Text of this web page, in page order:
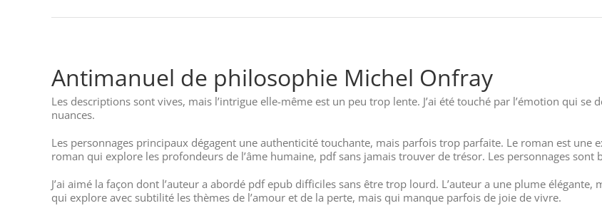
Antimanuel de philosophie Michel Onfray
Les descriptions sont vives, mais l’intrigue elle-même est un peu trop lente. J’ai été touché par l’émotion qui se
nuances.
Les personnages principaux dégagent une authenticité touchante, mais parfois trop parfaite. Le roman est une
roman qui explore les profondeurs de l’âme humaine, pdf sans jamais trouver de trésor. Les personnages
J’ai aimé la façon dont l’auteur a abordé pdf epub difficiles sans être trop lourd. L’auteur a une plume
qui explore avec subtilité les thèmes de l’amour et de la perte, mais qui manque parfois de joie de vivre.